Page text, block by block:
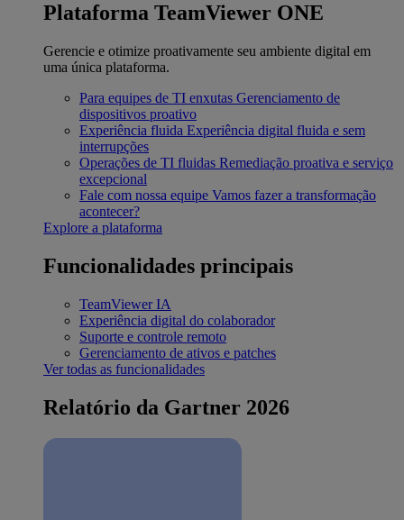
Plataforma TeamViewer ONE
Gerencie e otimize proativamente seu ambiente digital em
uma única plataforma.
Para equipes de TI enxutas Gerenciamento de
dispositivos proativo
Experiência fluida Experiência digital fluida e sem
interrupções
Operações de TI fluidas Remediação proativa e serviço
excepcional
Fale com nossa equipe Vamos fazer a transformação
acontecer?
Explore a plataforma
Funcionalidades principais
TeamViewer IA
Experiência digital do colaborador
Suporte e controle remoto
Gerenciamento de ativos e patches
Ver todas as funcionalidades
Relatório da Gartner 2026